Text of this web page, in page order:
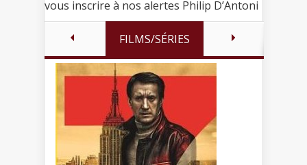
vous inscrire à nos alertes Philip D’Antoni
FILMS/SÉRIES